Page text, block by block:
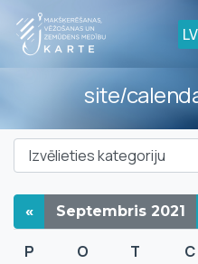
LV
site/
« Septembris 2021
P O T C